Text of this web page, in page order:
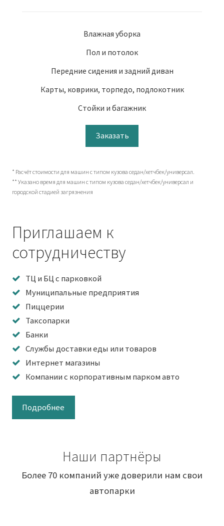
Влажная уборка
Пол и потолок
Передние сидения и задний диван
Карты, коврики, торпедо, подлокотник
Стойки и багажник
Заказать
* Расчёт стоимости для машин с типом кузова седан/хетчбек/универсал.
** Указано время для машин с типом кузова седан/хетчбек/универсал и
городской стадией загрязнения
Приглашаем к
сотрудничеству
ТЦ и БЦ с парковкой
Муниципальные предприятия
Пиццерии
Таксопарки
Банки
Службы доставки еды или товаров
Интернет магазины
Компании с корпоративным парком авто
Подробнее
Наши партнёры
Более 70 компаний уже доверили нам свои
автопарки